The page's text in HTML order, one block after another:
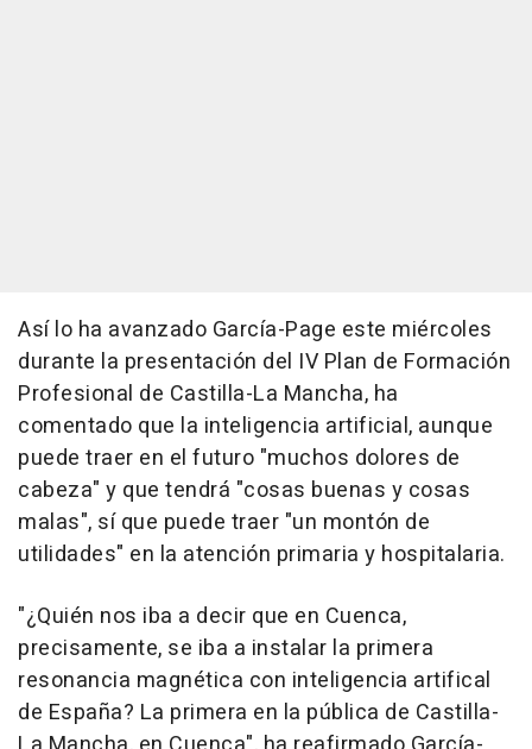
Así lo ha avanzado García-Page este miércoles
durante la presentación del IV Plan de Formación
Profesional de Castilla-La Mancha, ha
comentado que la inteligencia artificial, aunque
puede traer en el futuro "muchos dolores de
cabeza" y que tendrá "cosas buenas y cosas
malas", sí que puede traer "un montón de
utilidades" en la atención primaria y hospitalaria.
"¿Quién nos iba a decir que en Cuenca,
precisamente, se iba a instalar la primera
resonancia magnética con inteligencia artifical
de España? La primera en la pública de Castilla-